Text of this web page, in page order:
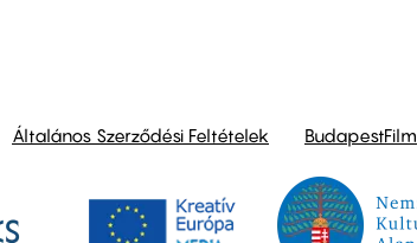
Általános Szerződési Feltételek BudapestFilm